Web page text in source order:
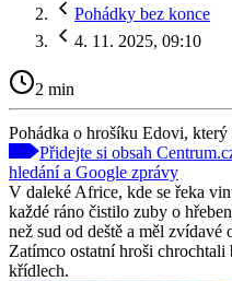
Pohádky bez konce
4. 11. 2025, 09:10
2 min
Pohádka o hrošíku Edovi, který
Přidejte si obsah
hledání a Google zprávy
V daleké Africe, kde se řeka
každé ráno čistilo zuby o
než sud od deště a měl
Zatímco ostatní hroši
křídlech.